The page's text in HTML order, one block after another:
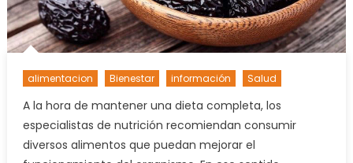
FUEGO
alimentacion Bienestar información Salud
A la hora de mantener una dieta completa, los
especialistas de nutrición recomiendan consumir
diversos alimentos que puedan mejorar el